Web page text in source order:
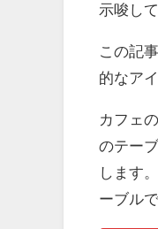
示唆し
この記
的なア
カフェ
のテー
します
ーブル